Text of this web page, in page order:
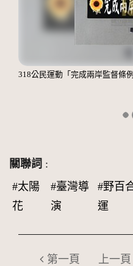
318公民運動「完成兩岸監督條
關聯詞 :
#太陽
花
#臺灣導
演
#野百
運
第一頁 上一頁